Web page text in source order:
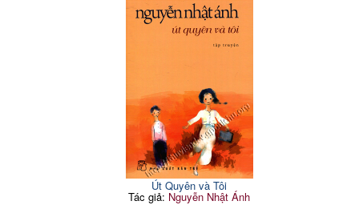
Út Quyên và Tôi
Tác giả: Nguyễn Nhật Ánh